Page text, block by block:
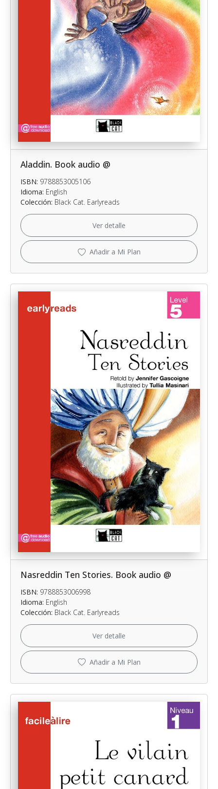
Aladdin. Book audio @
ISBN: 9788853005106
Idioma: English
Colección: Black Cat. Earlyreads
Ver detalle
Añadir a Mi Plan
Nasreddin Ten Stories. Book audio @
ISBN: 9788853006998
Idioma: English
Colección: Black Cat. Earlyreads
Ver detalle
Añadir a Mi Plan